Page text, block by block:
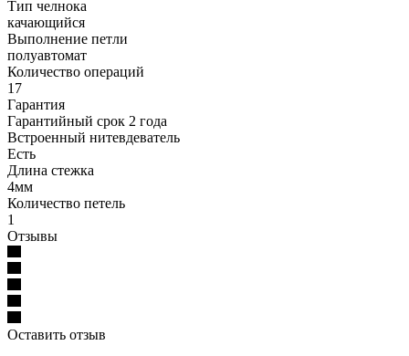
Тип челнока
качающийся
Выполнение петли
полуавтомат
Количество операций
17
Гарантия
Гарантийный срок 2 года
Встроенный нитевдеватель
Есть
Длина стежка
4мм
Количество петель
1
Отзывы
Оставить отзыв